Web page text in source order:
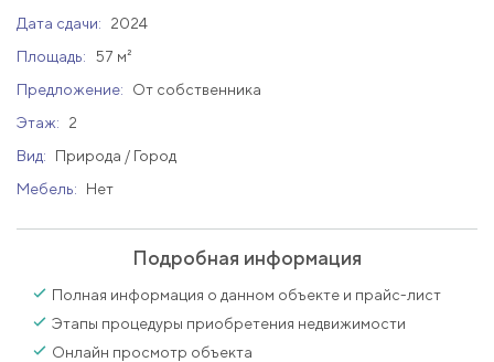
Дата сдачи:
2024
Площадь:
57 м²
Предложение:
От собственника
Этаж:
2
Вид:
Природа / Город
Мебель:
Нет
Подробная информация
Полная информация о данном объекте и прайс-лист
Этапы процедуры приобретения недвижимости
Онлайн просмотр объекта